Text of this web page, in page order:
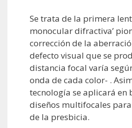
Se trata de la primera
monocular difractiva’
corrección de la
defecto visual que se
distancia focal varía
onda de cada color- .
tecnología se aplicará en
diseños multifocales
de la presbicia.